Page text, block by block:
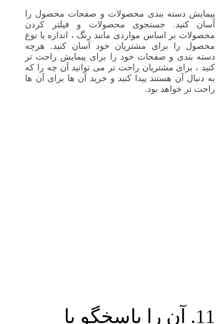
پیمایش دسته بندی محصولات و صفحات محصول را
آسان کنید. جستجوی محصولات و فیلتر کردن
محصولات بر اساس مواردی مانند رنگ ، اندازه یا نوع
محصول را برای مشتریان خود آسان کنید. هرچه
دسته بندی و صفحات خود را برای پیمایش راحت تر
کنید ، برای مشتریان راحت تر می توانید آن چه را که
به دنبال آن هستند پیدا کنید و خرید آن ها برای آن ها
راحت تر خواهد بود.
11. آن را پاسخگو یا